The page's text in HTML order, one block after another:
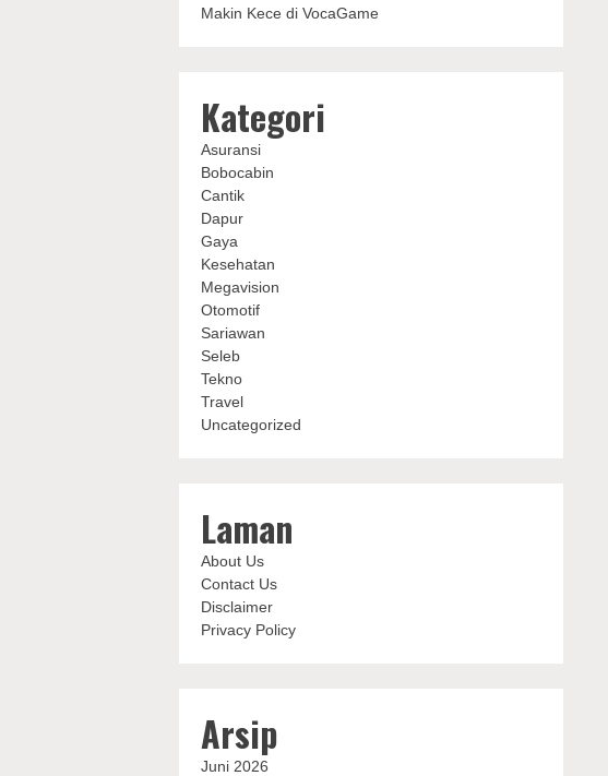
Makin Kece di VocaGame
Kategori
Asuransi
Bobocabin
Cantik
Dapur
Gaya
Kesehatan
Megavision
Otomotif
Sariawan
Seleb
Tekno
Travel
Uncategorized
Laman
About Us
Contact Us
Disclaimer
Privacy Policy
Arsip
Juni 2026